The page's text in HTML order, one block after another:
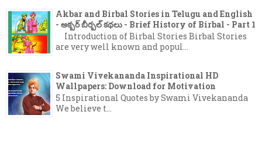
Akbar and Birbal Stories in Telugu and English
- అక్బర్ బీర్బల్ కథలు - Brief History of Birbal - Part 1
Introduction of Birbal Stories Birbal Stories
are very well known and popul...
Swami Vivekananda Inspirational HD
Wallpapers: Download for Motivation
5 Inspirational Quotes by Swami Vivekananda
We believe t...